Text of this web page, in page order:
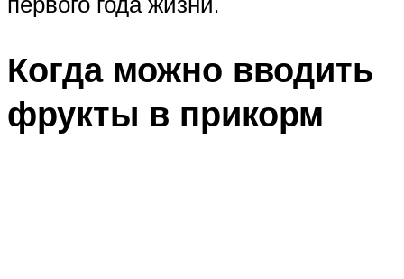
Когда можно вводить
фрукты в прикорм